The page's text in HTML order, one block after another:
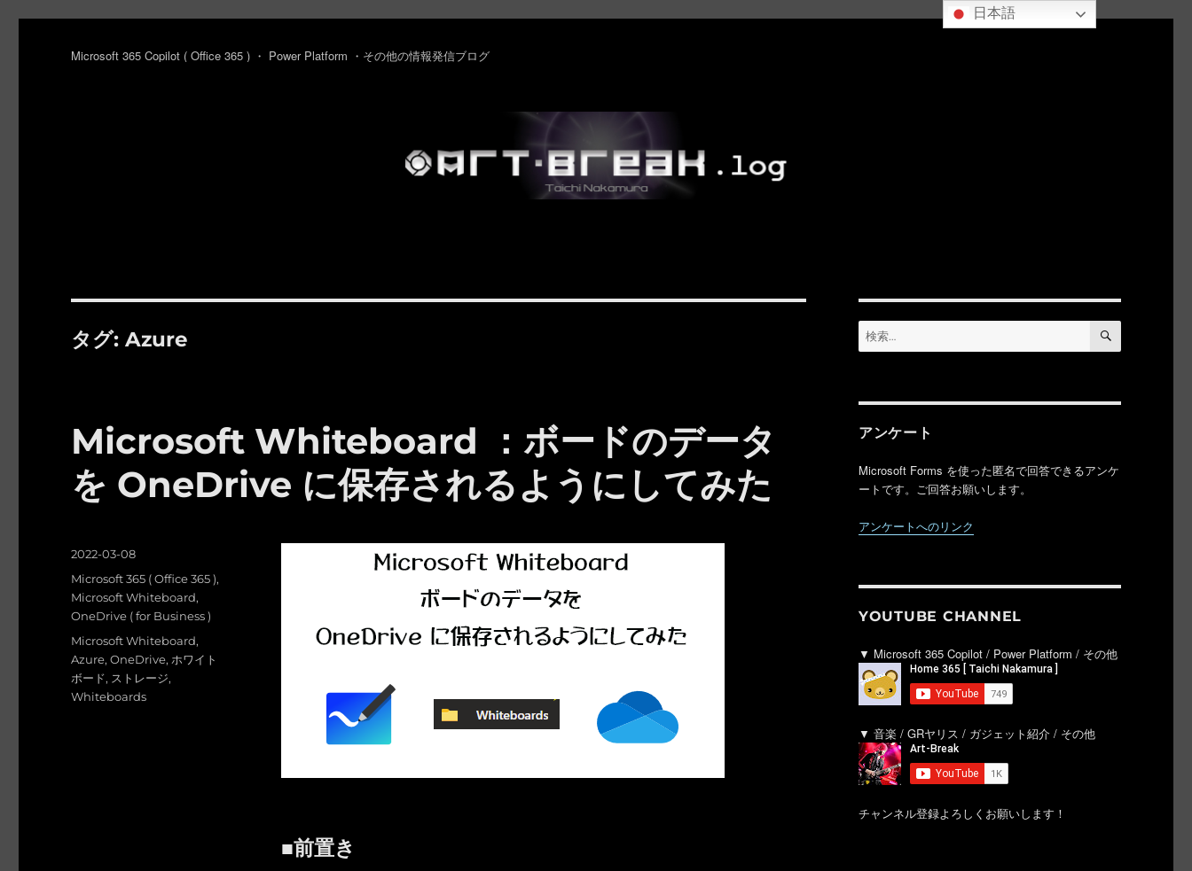
Microsoft 365 Copilot ( Office 365 ) ・ Power Platform ・その他の情報発信ブログ
タグ:Azure
Microsoft Whiteboard ：ボードのデータ
を OneDrive に保存されるようにしてみた
■前置き
投
日:
2022-03-08
カ
テ
ゴ
Microsoft 365 ( Office 365 ),
Microsoft Whiteboard,
OneDrive ( for Business )
タ
グ
Microsoft Whiteboard,
Azure,OneDrive, ホワイト
ボード, ストレージ,
Whiteboards
検
索:
検
アンケート
Microsoft Forms を使った匿名で回答できるアンケ
ートです。ご回答お願いします。
アンケートへのリンク
YOUTUBE CHANNEL
▼ Microsoft 365 Copilot / Power Platform / その他
▼ 音楽 / GRヤリス / ガジェット紹介 / その他
チャンネル登録よろしくお願いします！
日本語